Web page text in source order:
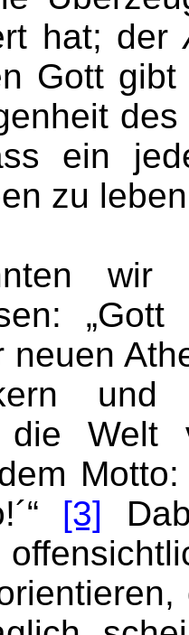
hat; der
Gott
ein
zu
wir
neuen
und
die Welt
[3]